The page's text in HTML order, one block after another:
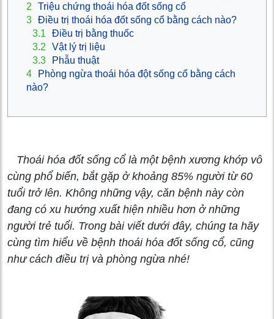
2
Triệu chứng thoái hóa đốt sống cổ
3 Điều trị thoái hóa đốt sống cổ bằng cách nào?
3.1
Điều trị bằng thuốc
3.2
Vật lý trị liệu
3.3
Phẫu thuật
4
Phòng ngừa thoái hóa đột sống cổ bằng cách
nào?
Thoái hóa đốt sống cổ là một bệnh xương khớp vô
cùng phổ biến, bắt gặp ở khoảng 85% người từ 60
tuổi trở lên. Không những vậy, căn bệnh này còn
đang có xu hướng xuất hiện nhiều hơn ở những
người trẻ tuổi. Trong bài viết dưới đây, chúng ta hãy
cùng tìm hiểu về bệnh thoái hóa đốt sống cổ, cũng
như cách điều trị và phòng ngừa nhé!